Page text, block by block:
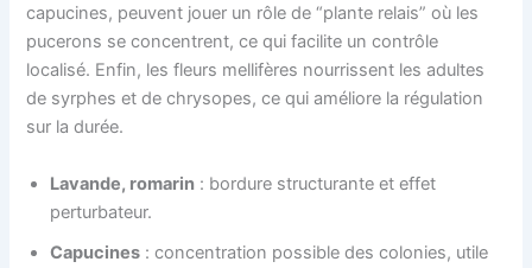
capucines, peuvent jouer un rôle de “plante relais” où les
pucerons se concentrent, ce qui facilite un contrôle
localisé. Enfin, les fleurs mellifères nourrissent les adultes
de syrphes et de chrysopes, ce qui améliore la régulation
sur la durée.
Lavande, romarin : bordure structurante et effet
perturbateur.
Capucines : concentration possible des colonies, utile